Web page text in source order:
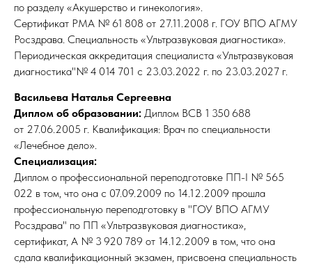
по разделу «Акушерство и гинекология».
Сертификат РМА № 61 808 от 27.11.2008 г. ГОУ ВПО АГМУ
Росздрава. Специальность «Ультразвуковая диагностика».
Периодическая аккредитация специалиста «Ультразвуковая
диагностика"№ 4 014 701 с 23.03.2022 г. по 23.03.2027 г.
Васильева Наталья Сергеевна
Диплом об образовании: Диплом ВСВ 1 350 688
от 27.06.2005 г. Квалификация: Врач по специальности
«Лечебное дело».
Специализация:
Диплом о профессиональной переподготовке ПП-I № 565
022 в том, что она с 07.09.2009 по 14.12.2009 прошла
профессиональную переподготовку в "ГОУ ВПО АГМУ
Росздрава" по ПП «Ультразвуковая диагностика»,
сертификат, А № 3 920 789 от 14.12.2009 в том, что она
сдала квалификационный экзамен, присвоена специальность